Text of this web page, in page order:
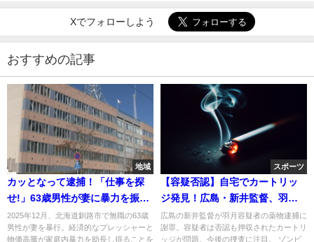
Xでフォローしよう
おすすめの記事
地域
カッとなって逮捕！「仕事を探
せ!」63歳男性が妻に暴力を振る
った〜
2025年12月、北海道釧路市で無職の63歳
男性が妻を暴行。経済的なプレッシャーと
物価高騰が家庭内暴力を助長し得ることを
スポーツ
【容疑否認】自宅でカートリッ
ジ発見！広島・新井監督、羽月
容疑者逮捕に謝罪‥どうなるね
ん？
広島の新井監督が羽月容疑者の薬物逮捕に
謝罪。容疑者は否認も押収されたカートリ
ッジが問題。今後の捜査に注目。 ゾンビ